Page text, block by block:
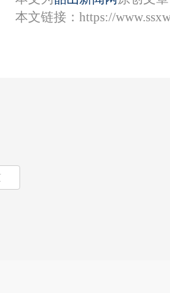
本文链接： https://